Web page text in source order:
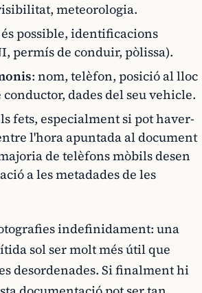
meteorologia.
possible, identificacions
permís de conduir, pòlissa).
: nom, telèfon, posició al lloc
dades del seu vehicle.
fets, especialment si pot haver-
l'hora apuntada al document
de telèfons mòbils desen
a les metadades de les
indefinidament: una
sol ser molt més útil que
desordenades. Si finalment hi